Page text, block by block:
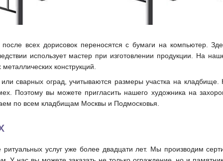
всех дорисовок переносятся с бумаги на компьютер.
использует мастер при изготовлении продукции. На
конструкций.
сварных оград, учитываются размеры участка на
Поэтому вы можете пригласить нашего художника на
по всем кладбищам Москвы и Подмосковья.
услуг уже более двадцати лет. Мы производим